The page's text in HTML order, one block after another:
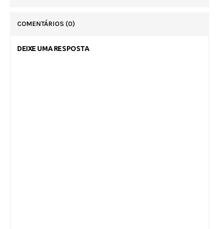
COMENTÁRIOS (0)
DEIXE UMA RESPOSTA